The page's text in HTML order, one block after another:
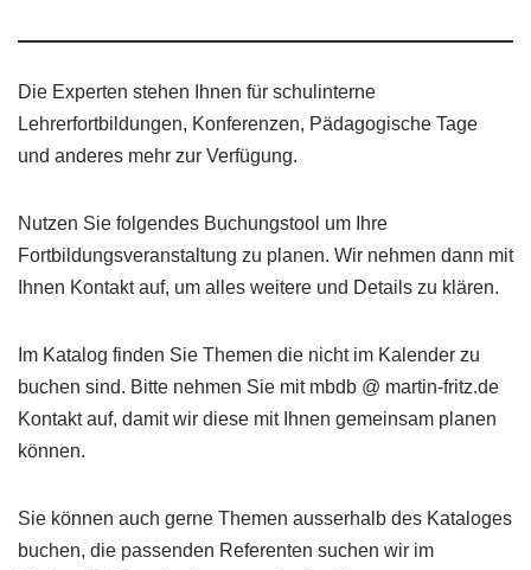
Die Experten stehen Ihnen für schulinterne
Lehrerfortbildungen, Konferenzen, Pädagogische Tage
und anderes mehr zur Verfügung.
Nutzen Sie folgendes Buchungstool um Ihre
Fortbildungsveranstaltung zu planen. Wir nehmen dann mit
Ihnen Kontakt auf, um alles weitere und Details zu klären.
Im Katalog finden Sie Themen die nicht im Kalender zu
buchen sind. Bitte nehmen Sie mit mbdb @ martin-fritz.de
Kontakt auf, damit wir diese mit Ihnen gemeinsam planen
können.
Sie können auch gerne Themen ausserhalb des Kataloges
buchen, die passenden Referenten suchen wir im